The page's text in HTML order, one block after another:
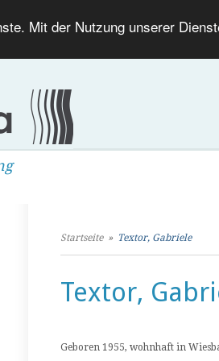
Mit der Nutzung unserer
Startseite» Textor, Gabriele
Textor,
Geboren 1955, wohnhaft in